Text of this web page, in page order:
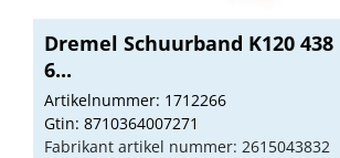
Dremel Schuurband K120
6...
Artikelnummer: 1712266
Gtin: 8710364007271
Fabrikant artikel nummer: 2615043832